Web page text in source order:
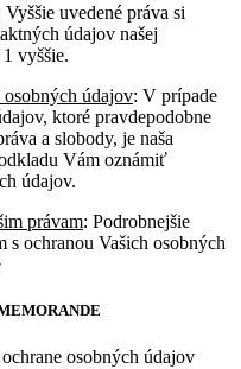
Vyššie uvedené práva si
údajov našej
vyššie.
údajov: V prípade
ktoré pravdepodobne
a slobody, je naša
Vám oznámiť
údajov.
právam: Podrobnejšie
s ochranou Vašich osobných
osobných údajov